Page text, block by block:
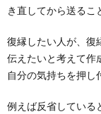
き直してから送るこ
復縁したい人が、復
伝えたいと考えて作
自分の気持ちを押し
例えば反省している